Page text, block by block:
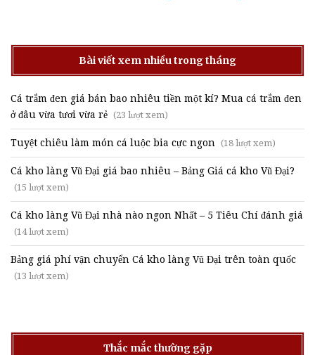
Bài viết xem nhiều trong tháng
Cá trắm đen giá bán bao nhiêu tiền một kí? Mua cá trắm đen
ở đâu vừa tươi vừa rẻ (23 lượt xem)
Tuyệt chiêu làm món cá luộc bia cực ngon (18 lượt xem)
Cá kho làng Vũ Đại giá bao nhiêu – Bảng Giá cá kho Vũ Đại?
(15 lượt xem)
Cá kho làng Vũ Đại nhà nào ngon Nhất – 5 Tiêu Chí đánh giá
(14 lượt xem)
Bảng giá phí vận chuyển Cá kho làng Vũ Đại trên toàn quốc
(13 lượt xem)
Thắc mắc thường gặp